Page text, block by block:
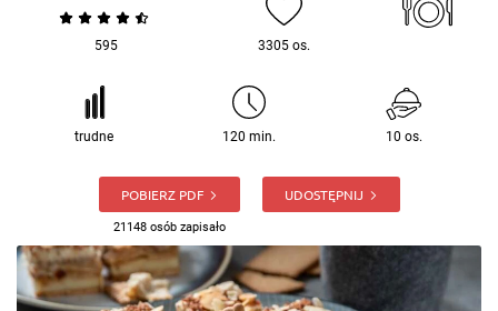
595 3305 os.
trudne 120 min. 10 os.
POBIERZ PDF
21148 osób zapisało
UDOSTĘPNIJ